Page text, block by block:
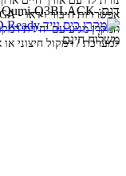
אפשרויות חיבור וידאו - HDMI / USB / VGA
למערכת / רמקול חיצוני או
דגם: Qumi-Q3BLACK
משלוח חינם